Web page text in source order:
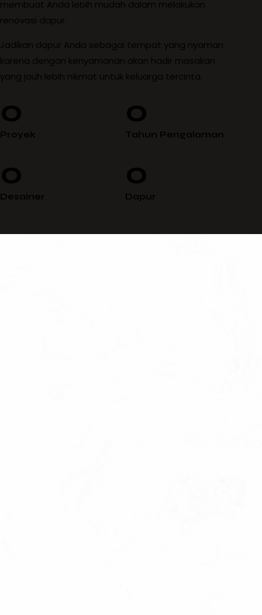
membuat Anda lebih mudah dalam melakukan
renovasi dapur
Jadikan dapur Anda sebagai tempat yang nyaman
karena dengan kenyamanan akan hadir masakan
yang jauh lebih nikmat untuk keluarga tercinta.
0
Proyek
0
Tahun Pengalaman
0
Desainer
0
Dapur